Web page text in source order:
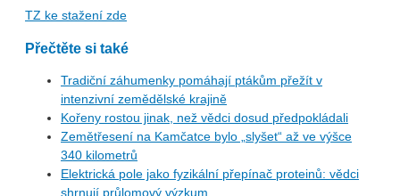
TZ ke stažení zde
Přečtěte si také
Tradiční záhumenky pomáhají ptákům přežít v
intenzivní zemědělské krajině
Kořeny rostou jinak, než vědci dosud předpokládali
Zemětřesení na Kamčatce bylo „slyšet“ až ve výšce
340 kilometrů
Elektrická pole jako fyzikální přepínač proteinů: vědci
shrnují průlomový výzkum